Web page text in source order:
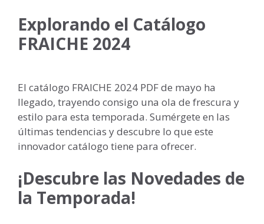
Explorando el Catálogo
FRAICHE 2024
El catálogo FRAICHE 2024 PDF de mayo ha
llegado, trayendo consigo una ola de frescura y
estilo para esta temporada. Sumérgete en las
últimas tendencias y descubre lo que este
innovador catálogo tiene para ofrecer.
¡Descubre las Novedades de
la Temporada!